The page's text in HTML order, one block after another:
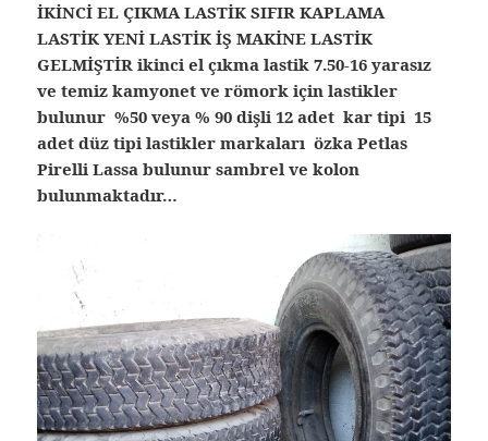
İKİNCİ EL ÇIKMA LASTİK SIFIR KAPLAMA
LASTİK YENİ LASTİK İŞ MAKİNE LASTİK
GELMİŞTİR ikinci el çıkma lastik 7.50-16 yarasız
ve temiz kamyonet ve römork için lastikler
bulunur %50 veya % 90 dişli 12 adet kar tipi 15
adet düz tipi lastikler markaları özka Petlas
Pirelli Lassa bulunur sambrel ve kolon
bulunmaktadır…